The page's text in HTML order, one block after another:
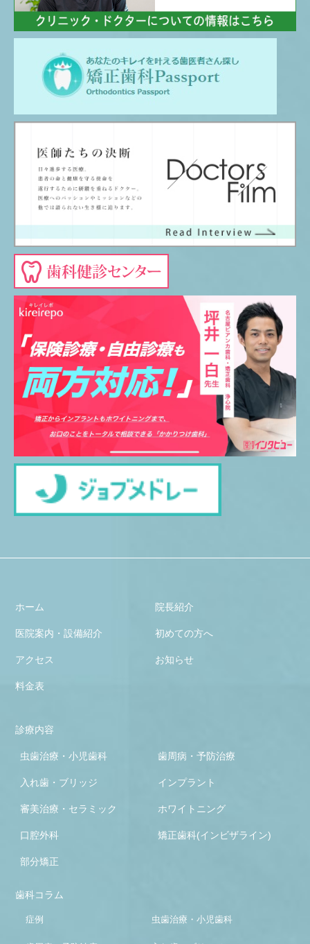
ホーム 院長紹介
医院案内・設備紹介 初めての方へ
アクセス お知らせ
料金表
診療内容
虫歯治療・小児歯科 歯周病・予防治療
入れ歯・ブリッジ インプラント
審美治療・セラミック ホワイトニング
口腔外科 矯正歯科(インビザライン)
部分矯正
歯科コラム
症例 虫歯治療・小児歯科